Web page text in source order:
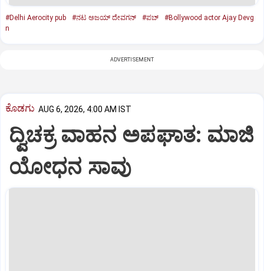
#Delhi Aerocity pub #ನಟ ಅಜಯ್ ದೇವಗನ್ #ಪಬ್‌
#Bollywood actor Ajay Devg
n
ADVERTISEMENT
ಕೊಡಗು AUG 6, 2026, 4:00 AM IST
ದ್ವಿಚಕ್ರ ವಾಹನ ಅಪಘಾತ: ಮಾಜಿ
ಯೋಧನ ಸಾವು